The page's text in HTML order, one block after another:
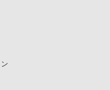
ン